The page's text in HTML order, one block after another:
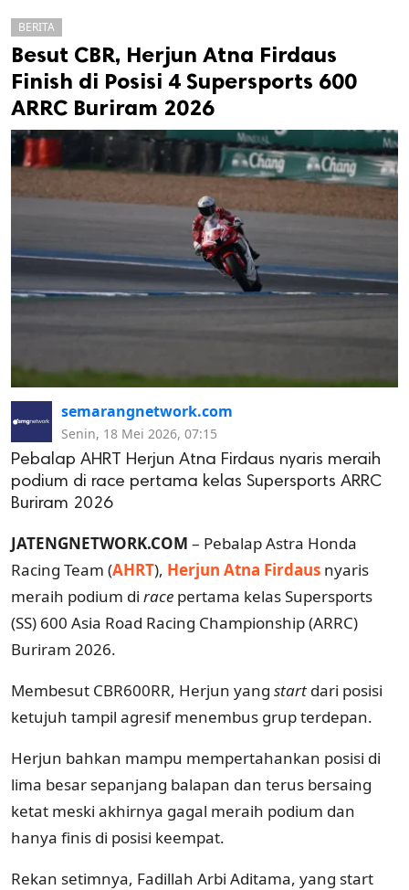
BERITA
Besut CBR, Herjun Atna Firdaus
Finish di Posisi 4 Supersports 600
ARRC Buriram 2026
semarangnetwork.com
Senin, 18 Mei 2026, 07:15
Pebalap AHRT Herjun Atna Firdaus nyaris meraih
podium di race pertama kelas Supersports ARRC
Buriram 2026
JATENGNETWORK.COM – Pebalap Astra Honda
Racing Team (AHRT), Herjun Atna Firdaus nyaris
meraih podium di race pertama kelas Supersports
(SS) 600 Asia Road Racing Championship (ARRC)
Buriram 2026.
Membesut CBR600RR, Herjun yang start dari posisi
ketujuh tampil agresif menembus grup terdepan.
Herjun bahkan mampu mempertahankan posisi di
lima besar sepanjang balapan dan terus bersaing
ketat meski akhirnya gagal meraih podium dan
hanya finis di posisi keempat.
Rekan setimnya, Fadillah Arbi Aditama, yang start